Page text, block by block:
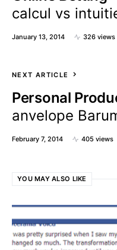
calcul vs
January 13, 2014 326 views
NEXT ARTICLE
Personal
anvelope
February 7, 2014 405 views
YOU MAY ALSO LIKE